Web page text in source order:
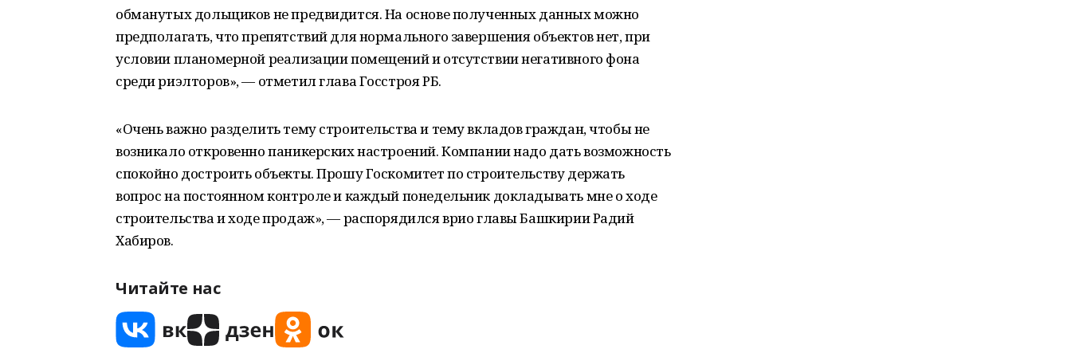
обманутых дольщиков не предвидится. На основе полученных данных можно
предполагать, что препятствий для нормального завершения объектов нет, при
условии планомерной реализации помещений и отсутствии негативного фона
среди риэлторов», — отметил глава Госстроя РБ.
«Очень важно разделить тему строительства и тему вкладов граждан, чтобы не
возникало откровенно паникерских настроений. Компании надо дать возможность
спокойно достроить объекты. Прошу Госкомитет по строительству держать
вопрос на постоянном контроле и каждый понедельник докладывать мне о ходе
строительства и ходе продаж», — распорядился врио главы Башкирии Радий
Хабиров.
Читайте нас